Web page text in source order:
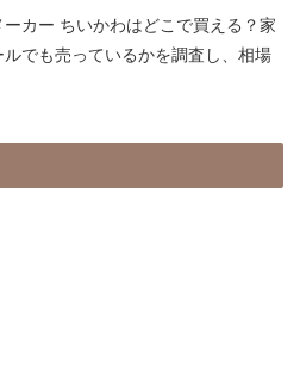
カー ちいかわはどこで買える？家
でも売っているかを調査し、相場